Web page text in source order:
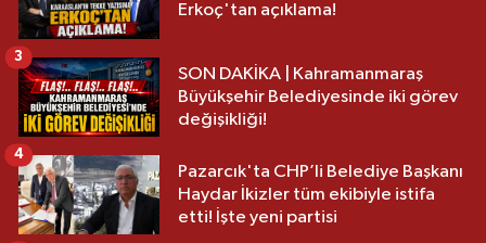
Erkoç'tan açıklama!
SON DAKİKA | Kahramanmaraş
Büyükşehir Belediyesinde iki görev
değişikliği!
3
Pazarcık'ta CHP’li Belediye Başkanı
Haydar İkizler tüm ekibiyle istifa
etti! İşte yeni partisi
4